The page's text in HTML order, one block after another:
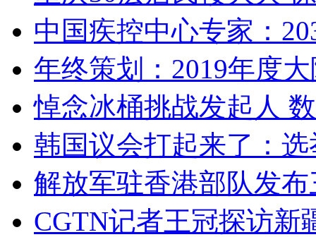
中国疾控中心专家：
年终策划：2019年度
悼念冰桶挑战发起人
韩国议会打起来了：
解放军驻香港部队发
CGTN记者王冠探访新